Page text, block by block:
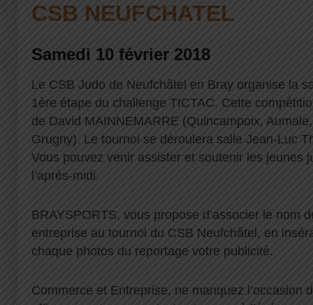
CSB NEUFCHATEL
Samedi 10 février 2018
Le CSB Judo de Neufchâtel en Bray organise la
1ère étape du challenge TICTAC. Cette
de David MAINNEMARRE (Quincampoix,
Grugny). Le tournoi se déroulera salle Jean-Luc
Vous pouvez venir assister et soutenir les jeunes
l’après-midi.
BRAYSPORTS, vous propose d’associer le nom
entreprise au tournoi du CSB Neufchâtel, en
chaque photos du reportage votre publicité.
Commerce et Entreprise, ne manquez l’occasion